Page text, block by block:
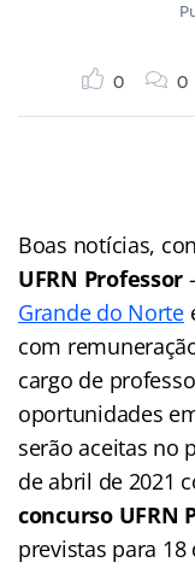
0 0
Boas notícias,
UFRN Professor
Grande do Norte
com
cargo de
oportunidades
serão aceitas no
de abril de 2021
concurso UFRN
previstas para